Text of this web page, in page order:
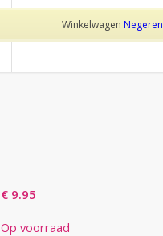
€ 9.95
Op voorraad
Winkelwagen Negeren